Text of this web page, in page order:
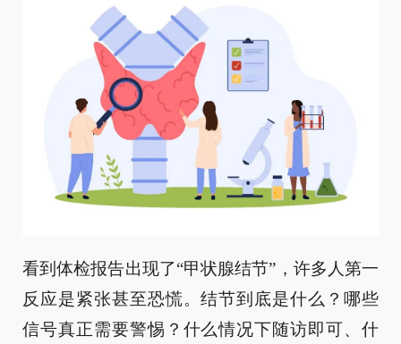
看到体检报告出现了“甲状腺结节”，许多人第一
反应是紧张甚至恐慌。结节到底是什么？哪些
信号真正需要警惕？什么情况下随访即可、什